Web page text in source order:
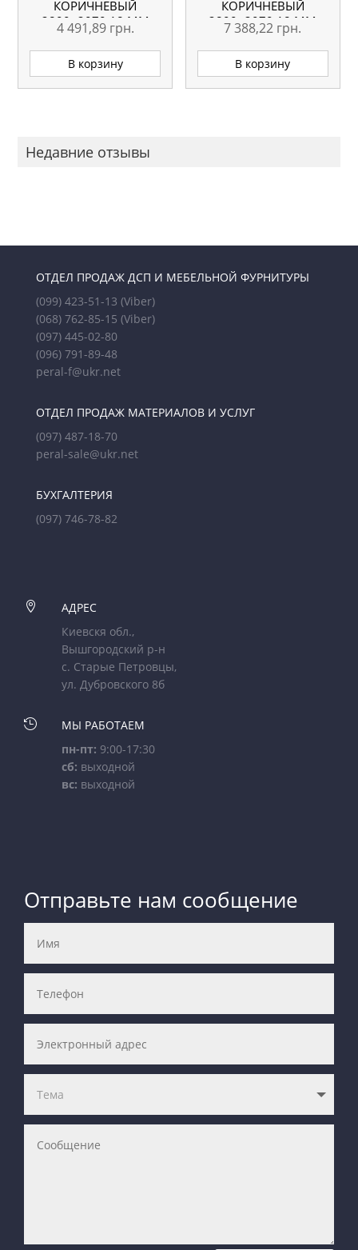
КОРИЧНЕВЫЙ
2800×2070 18 ММ
4 491,89 грн.
В корзину
КОРИЧНЕВЫЙ
2800×2070 18 ММ
7 388,22 грн.
В корзину
Недавние отзывы
ОТДЕЛ ПРОДАЖ ДСП И МЕБЕЛЬНОЙ ФУРНИТУРЫ
(099) 423-51-13 (Viber)
(068) 762-85-15 (Viber)
(097) 445-02-80
(096) 791-89-48
peral-f@ukr.net
ОТДЕЛ ПРОДАЖ МАТЕРИАЛОВ И УСЛУГ
(097) 487-18-70
peral-sale@ukr.net
БУХГАЛТЕРИЯ
(097) 746-78-82

АДРЕС
Киевскя обл.,
Вышгородский р-н
с. Старые Петровцы,
ул. Дубровского 8б

МЫ РАБОТАЕМ
пн-пт: 9:00-17:30
сб: выходной
вс: выходной
Отправьте нам сообщение